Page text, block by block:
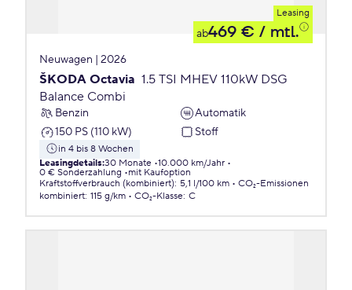
Leasing
ab469 € / mtl.
Neuwagen | 2026
ŠKODA Octavia 1.5 TSI MHEV 110kW DSG
Balance Combi
Benzin
Automatik
150 PS (110 kW)
Stoff
in 4 bis 8 Wochen
Leasingdetails:30 Monate 10.000 km/Jahr
0 € Sonderzahlung
mit Kaufoption
Kraftstoffverbrauch (kombiniert): 5,1 l/100 km
CO₂-Emissionen
kombiniert: 115 g/km CO₂-Klasse: C